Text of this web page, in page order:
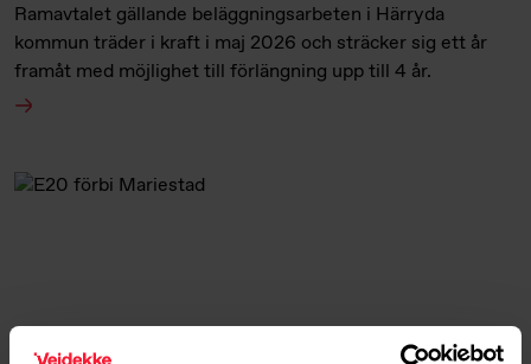
Ramavtalet gällande beläggningsarbeten i Härryda
kommun träder i kraft i maj 2026 och sträcker sig ett år
framåt med möjlighet till förlängning upp till 4 år.